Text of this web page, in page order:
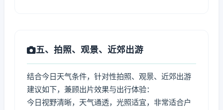
五、拍照、观景、近郊出游
结合今日天气条件，针对性拍照、观景、近郊出游
建议如下，兼顾出片效果与出行体验：
今日视野清晰，天气通透，光照适宜，非常适合户